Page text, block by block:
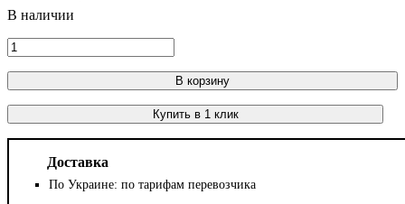
В корзину
Купить в 1 клик
Доставка
По Украине: по тарифам перевозчика